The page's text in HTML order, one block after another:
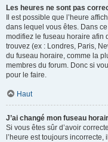
Les heures ne sont pas
Il est possible que l’heure
dans lequel vous êtes. Dans
modifiez le fuseau horaire afin
trouvez (ex : Londres, Paris,
du fuseau horaire, comme la
membres du forum. Donc si
pour le faire.
Haut
J’ai changé mon fuseau
Si vous êtes sûr d’avoir
l’heure est toujours